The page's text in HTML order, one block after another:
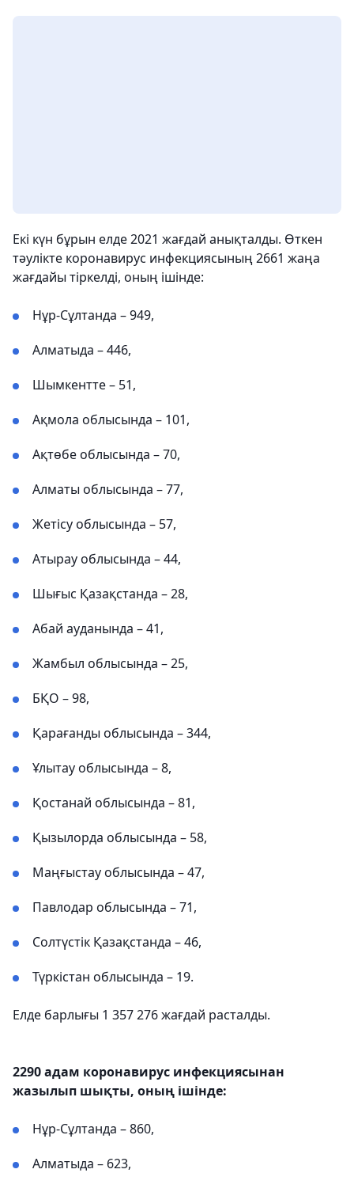
Екі күн бұрын елде 2021 жағдай анықталды. Өткен
тәулікте коронавирус инфекциясының 2661 жаңа
жағдайы тіркелді, оның ішінде:
Нұр-Сұлтанда – 949,
Алматыда – 446,
Шымкентте – 51,
Ақмола облысында – 101,
Ақтөбе облысында – 70,
Алматы облысында – 77,
Жетісу облысында – 57,
Атырау облысында – 44,
Шығыс Қазақстанда – 28,
Абай ауданында – 41,
Жамбыл облысында – 25,
БҚО – 98,
Қарағанды ​​облысында – 344,
Ұлытау облысында – 8,
Қостанай облысында – 81,
Қызылорда облысында – 58,
Маңғыстау облысында – 47,
Павлодар облысында – 71,
Солтүстік Қазақстанда – 46,
Түркістан облысында – 19.
Елде барлығы 1 357 276 жағдай расталды.
2290 адам коронавирус инфекциясынан
жазылып шықты, оның ішінде:
Нұр-Сұлтанда – 860,
Алматыда – 623,